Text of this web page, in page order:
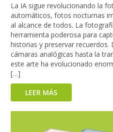
La IA sigue revolucionando la
automáticos, fotos nocturnas
al alcance de todos. La
herramienta poderosa para
historias y preservar recuerdos.
cámaras analógicas hasta la
este arte ha evolucionado
[…]
LEER MÁS